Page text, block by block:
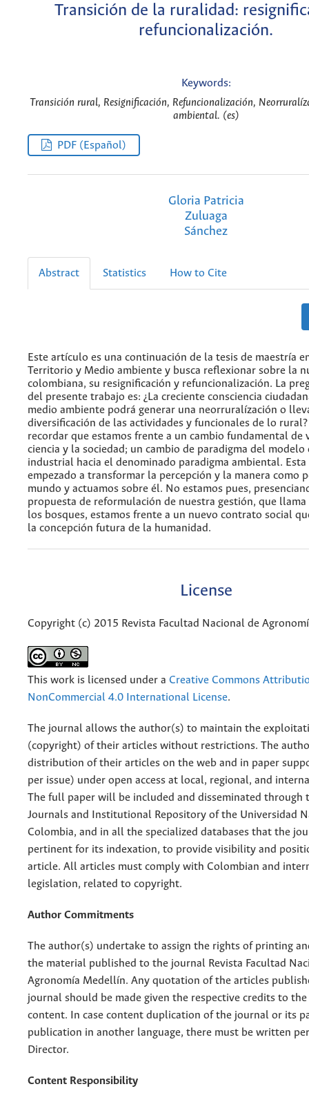
Transición de la ruralidad:
refuncionalización.
Keywords:
Transición rural, Resignificación, Refuncionalización,
ambiental. (es)
PDF (Español)
Gloria Patricia
Zuluaga
Sánchez
Abstract Statistics How to Cite
Este artículo es una continuación de la tesis de maestría
Territorio y Medio ambiente y busca reflexionar sobre la
colombiana, su resignificación y refuncionalización. La
del presente trabajo es: ¿La creciente consciencia
medio ambiente podrá generar una neorruralízación o
diversificación de las actividades y funcionales de lo
recordar que estamos frente a un cambio fundamental de
ciencia y la sociedad; un cambio de paradigma del
industrial hacia el denominado paradigma ambiental.
empezado a transformar la percepción y la manera como
mundo y actuamos sobre él. No estamos pues,
propuesta de reformulación de nuestra gestión, que llama
los bosques, estamos frente a un nuevo contrato social
la concepción futura de la humanidad.
License
Copyright (c) 2015 Revista Facultad Nacional de
This work is licensed under a Creative Commons
NonCommercial 4.0 International License.
The journal allows the author(s) to maintain the
(copyright) of their articles without restrictions. The
distribution of their articles on the web and in paper
per issue) under open access at local, regional, and
The full paper will be included and disseminated through
Journals and Institutional Repository of the Universidad
Colombia, and in all the specialized databases that the
pertinent for its indexation, to provide visibility and
article. All articles must comply with Colombian and
legislation, related to copyright.
Author Commitments
The author(s) undertake to assign the rights of printing
the material published to the journal Revista Facultad
Agronomía Medellín. Any quotation of the articles
journal should be made given the respective credits to
content. In case content duplication of the journal or its
publication in another language, there must be written
Director.
Content Responsibility